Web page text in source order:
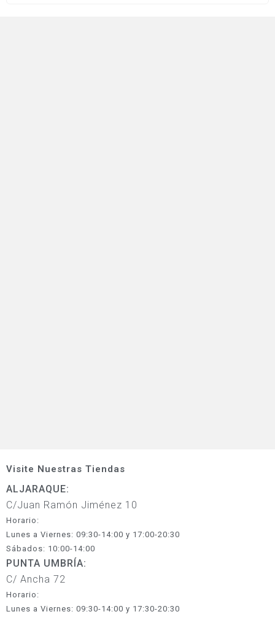
Visite Nuestras Tiendas
ALJARAQUE:
C/Juan Ramón Jiménez 10
Horario:
Lunes a Viernes: 09:30-14:00 y 17:00-20:30
Sábados: 10:00-14:00
PUNTA UMBRÍA:
C/ Ancha 72
Horario:
Lunes a Viernes: 09:30-14:00 y 17:30-20:30